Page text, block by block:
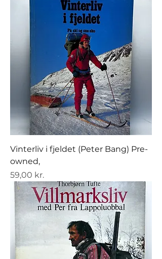
Vinterliv i fjeldet (Peter Bang) Pre-
owned,
Pris
59,00 kr.